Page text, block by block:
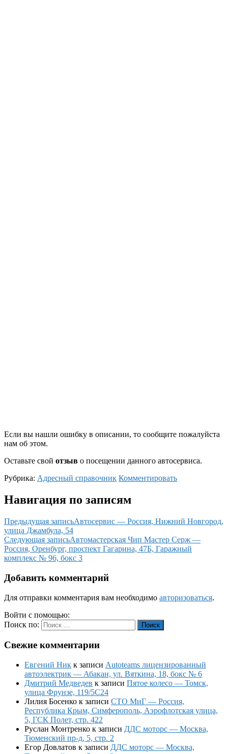
Если вы нашли ошибку в описании, то сообщите пожалуйста
нам об этом.
Оставьте свой отзыв о посещении данного автосервиса.
Рубрика: Адресный справочник Комментировать
Навигация по записям
Предыдущая записьАвтосервис — Россия, Нижний Новгород,
улица Джамбула, 54
Следующая записьАвтомастерская Чип Мастер Серж —
Россия, Оренбург, проспект Гагарина, 47Б, Гаражный
комплекс № 96, бокс 3
Добавить комментарий
Для отправки комментария вам необходимо авторизоваться.
Войти с помощью:
Поиск по:
Поиск
Свежие комментарии
Евгений Ник к записи Autoteams лицензированный
автоэлектрик — Абакан, ул. Вяткина, 18, бокс № 6
Дмитрий Медведев к записи Пятое колесо — Томск,
улица Фрунзе, 119/5С24
Лилия Босенко к записи СТО МиГ — Россия,
Республика Крым, Симферополь, Аэрофлотская улица,
5, ГСК Полет, стр. 422
Руслан Монтренко к записи ДДС моторс — Москва,
Тюменский пр-д, 5, стр. 2
Егор Довлатов к записи ДДС моторс — Москва,